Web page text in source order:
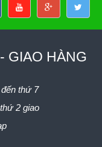
GIAO HÀNG
thứ 7
2 giao